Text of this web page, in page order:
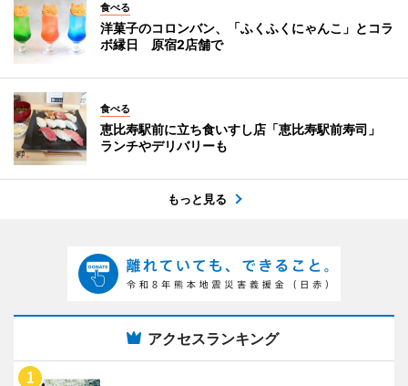
食べる
洋菓子のコロンバン、「ふくふくにゃんこ」とコラ
ボ縁日 原宿2店舗で
食べる
恵比寿駅前に立ち食いすし店「恵比寿駅前寿司」
ランチやデリバリーも
もっと見る
アクセスランキング